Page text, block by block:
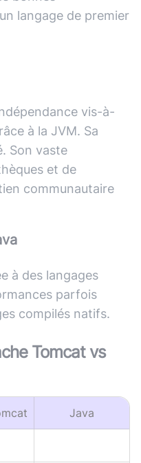
langage de premier
vis-à-
à la JVM. Sa
Son vaste
et de
communautaire
à des langages
parfois
compilés natifs.
Tomcatvs
Java